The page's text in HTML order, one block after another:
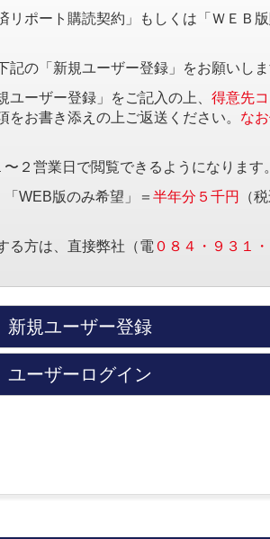
ポート購読契約」もしくは「ＷＥＢ
の「新規ユーザー登録」をお願いしま
ーザー登録」をご記入の上、 得意先
お書き添えの上ご返送ください。 な
２営業日で閲覧できるようになります。
「WEB版のみ希望」＝ 半年分５千円 （
る方は、直接弊社（電 ０８４・９３１
新規ユーザー登録
ユーザーログイン